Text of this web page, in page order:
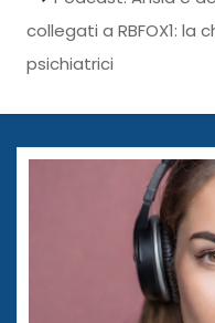
collegati a RBFOX1:
psichiatrici